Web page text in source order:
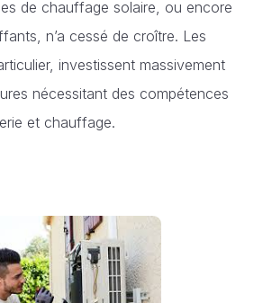
de chauffage solaire, ou encore
n’a cessé de croître. Les
investissent massivement
nécessitant des compétences
et chauffage.